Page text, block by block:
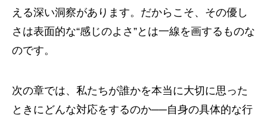
える深い洞察があります。だからこそ、その優し
さは表面的な“感じのよさ”とは一線を画するものな
のです。
次の章では、私たちが誰かを本当に大切に思った
ときにどんな対応をするのか──自身の具体的な行